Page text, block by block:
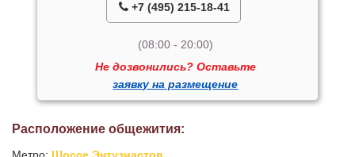
+7 (495) 215-18-41
(08:00 - 20:00)
Не дозвонились? Оставьте
заявку на размещение
Расположение общежития: